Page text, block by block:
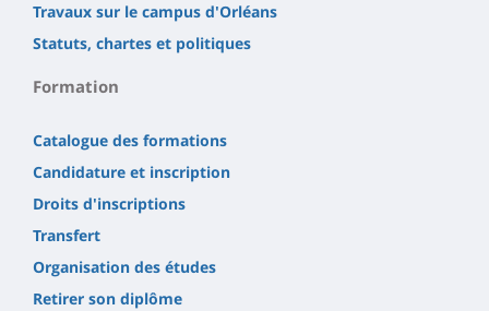
Travaux sur le campus d'Orléans
Statuts, chartes et politiques
Formation
Catalogue des formations
Candidature et inscription
Droits d'inscriptions
Transfert
Organisation des études
Retirer son diplôme